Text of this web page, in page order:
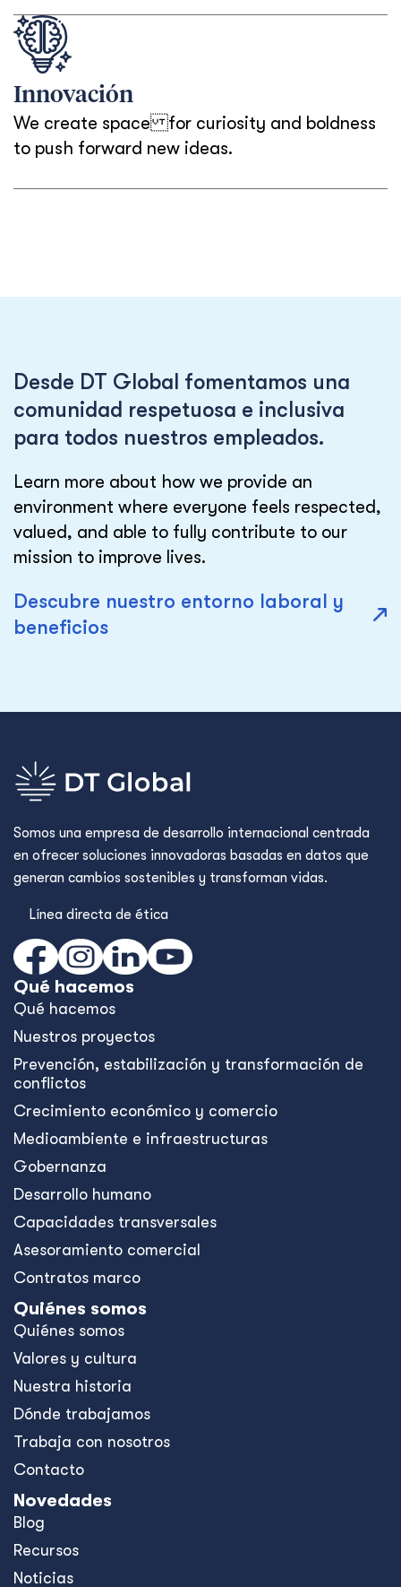
Innovación
We create space for curiosity and boldness
to push forward new ideas.
Desde DT Global fomentamos una
comunidad respetuosa e inclusiva
para todos nuestros empleados.
Learn more about how we provide an
environment where everyone feels respected,
valued, and able to fully contribute to our
mission to improve lives.
Descubre nuestro entorno laboral y
beneficios
Somos una empresa de desarrollo internacional centrada
en ofrecer soluciones innovadoras basadas en datos que
generan cambios sostenibles y transforman vidas.
Línea directa de ética
Qué hacemos
Qué hacemos
Nuestros proyectos
Prevención, estabilización y transformación de
conflictos
Crecimiento económico y comercio
Medioambiente e infraestructuras
Gobernanza
Desarrollo humano
Capacidades transversales
Asesoramiento comercial
Contratos marco
Quiénes somos
Quiénes somos
Valores y cultura
Nuestra historia
Dónde trabajamos
Trabaja con nosotros
Contacto
Novedades
Blog
Recursos
Noticias